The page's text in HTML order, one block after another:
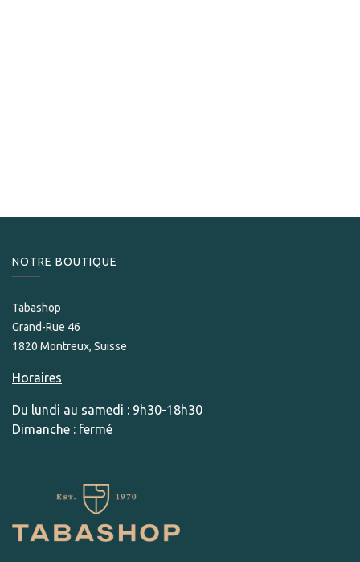
NOTRE BOUTIQUE
Tabashop
Grand-Rue 46
1820 Montreux, Suisse
Horaires
Du lundi au samedi : 9h30-18h30
Dimanche : fermé